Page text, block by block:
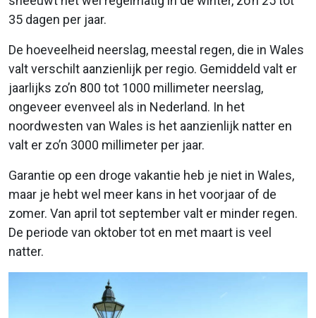
35 dagen per jaar.
De hoeveelheid neerslag, meestal regen, die in Wales
valt verschilt aanzienlijk per regio. Gemiddeld valt er
jaarlijks zo’n 800 tot 1000 millimeter neerslag,
ongeveer evenveel als in Nederland. In het
noordwesten van Wales is het aanzienlijk natter en
valt er zo’n 3000 millimeter per jaar.
Garantie op een droge vakantie heb je niet in Wales,
maar je hebt wel meer kans in het voorjaar of de
zomer. Van april tot september valt er minder regen.
De periode van oktober tot en met maart is veel
natter.